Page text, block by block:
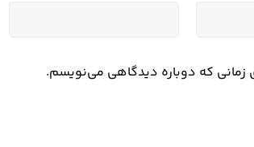
زمانی که دوباره دیدگاهی می‌نویسم.